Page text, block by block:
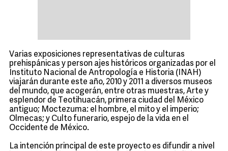
Varias exposiciones representativas de culturas
prehispánicas y person ajes históricos organizadas por el
Instituto Nacional de Antropología e Historia (INAH)
viajarán durante este año, 2010 y 2011 a diversos museos
del mundo, que acogerán, entre otras muestras, Arte y
esplendor de Teotihuacán, primera ciudad del México
antiguo; Moctezuma: el hombre, el mito y el imperio;
Olmecas; y Culto funerario, espejo de la vida en el
Occidente de México.
La intención principal de este proyecto es difundir a nivel